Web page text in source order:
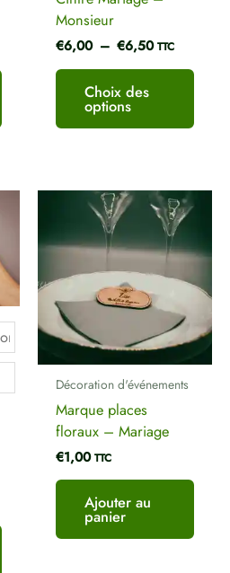
Monsieur
€6,00 – €6,50 TTC
Choix des
options
plusieurs
variations.
Les
options
peuvent
choisies
Décoration d'événements
Marque places
floraux – Mariage
€1,00 TTC
Ajouter au
panier